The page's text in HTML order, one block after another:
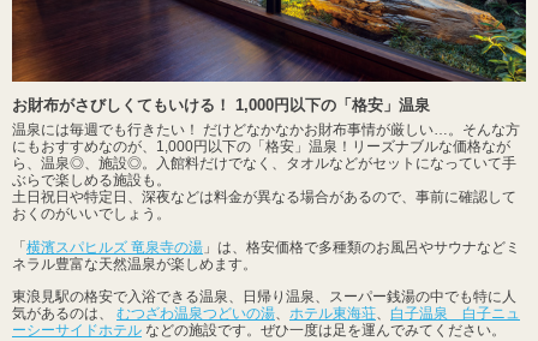
お財布がさびしくてもいける！ 1,000円以下の「格安」温泉
温泉には毎週でも行きたい！ だけどなかなかお財布事情が厳しい…。そんな方
にもおすすめなのが、1,000円以下の「格安」温泉！リーズナブルな価格なが
ら、温泉◎、施設◎。入館料だけでなく、タオルなどがセットになっていて手
ぶらで楽しめる施設も。
土日祝日や特定日、深夜などは料金が異なる場合があるので、事前に確認して
おくのがいいでしょう。
「 横濱スパヒルズ 竜泉寺の湯 」は、格安価格で多種類のお風呂やサウナなどミ
ネラル豊富な天然温泉が楽しめます。
東浪見駅の格安で入浴できる温泉、日帰り温泉、スーパー銭湯の中でも特に人
気があるのは、 むつざわ温泉つどいの湯、 ホテル東海荘、 白子温泉 白子ニュ
ーシーサイドホテル などの施設です。ぜひ一度は足を運んでみてください。